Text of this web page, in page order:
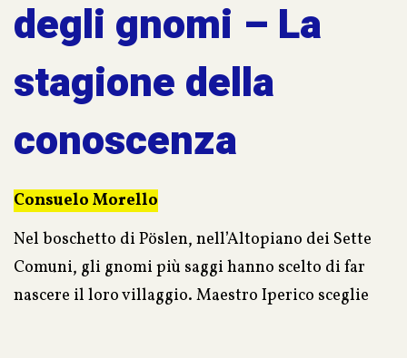
degli gnomi – La
stagione della
conoscenza
Consuelo Morello
Nel boschetto di Pöslen, nell’Altopiano dei Sette
Comuni, gli gnomi più saggi hanno scelto di far
nascere il loro villaggio. Maestro Iperico sceglie